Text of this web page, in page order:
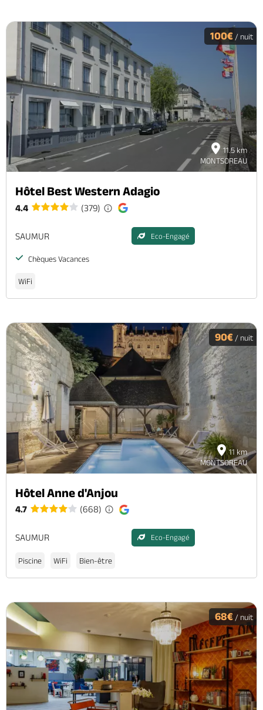
11.5 km
MONTSOREAU
100€ / nuit
Hôtel Best Western Adagio
4.4 (379)
SAUMUR Eco-Engagé
Chèques Vacances
WiFi
11 km
MONTSOREAU
90€ / nuit
Hôtel Anne d'Anjou
4.7 (668)
SAUMUR Eco-Engagé
Piscine WiFi Bien-être
68€ / nuit